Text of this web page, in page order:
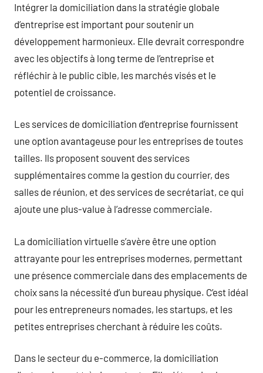
Intégrer la domiciliation dans la stratégie globale
d’entreprise est important pour soutenir un
développement harmonieux. Elle devrait correspondre
avec les objectifs à long terme de l’entreprise et
réfléchir à le public cible, les marchés visés et le
potentiel de croissance.
Les services de domiciliation d’entreprise fournissent
une option avantageuse pour les entreprises de toutes
tailles. Ils proposent souvent des services
supplémentaires comme la gestion du courrier, des
salles de réunion, et des services de secrétariat, ce qui
ajoute une plus-value à l’adresse commerciale.
La domiciliation virtuelle s’avère être une option
attrayante pour les entreprises modernes, permettant
une présence commerciale dans des emplacements de
choix sans la nécessité d’un bureau physique. C’est idéal
pour les entrepreneurs nomades, les startups, et les
petites entreprises cherchant à réduire les coûts.
Dans le secteur du e-commerce, la domiciliation